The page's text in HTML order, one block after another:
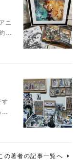
ニ
…
…
の著者の記事一覧へ